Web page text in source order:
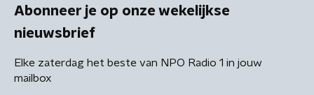
Abonneer je op onze wekelijkse
nieuwsbrief
Elke zaterdag het beste van NPO Radio 1 in jouw
mailbox